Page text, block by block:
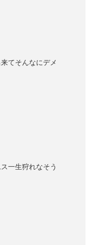
てそんなにデメ
一生狩れなそう